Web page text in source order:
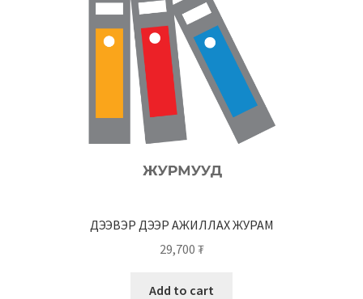
ДЭЭВЭР ДЭЭР АЖИЛЛАХ ЖУРАМ
29,700 ₮
Add to cart